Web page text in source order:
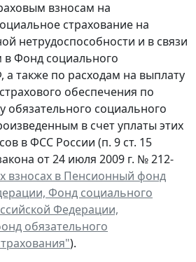
взносам на
страхование на
нетрудоспособности и в связи
в Фонд социального
а также по расходам на выплату
обеспечения по
обязательного социального
в счет уплаты этих
в ФСС России (п. 9 ст. 15
от 24 июля 2009 г. № 212-
взносах в Пенсионный фонд
Фонд социального
Федерации,
обязательного
).